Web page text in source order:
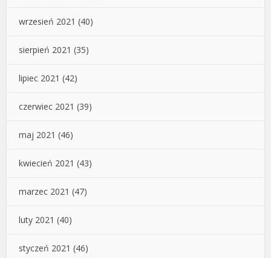
wrzesień 2021 (40)
sierpień 2021 (35)
lipiec 2021 (42)
czerwiec 2021 (39)
maj 2021 (46)
kwiecień 2021 (43)
marzec 2021 (47)
luty 2021 (40)
styczeń 2021 (46)